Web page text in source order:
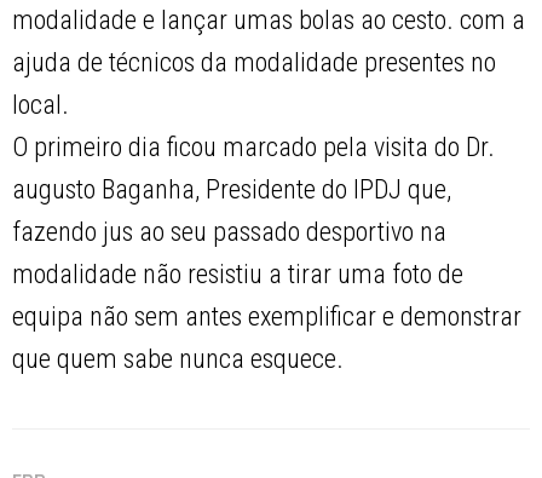
modalidade e lançar umas bolas ao cesto. com a
ajuda de técnicos da modalidade presentes no
local.
O primeiro dia ficou marcado pela visita do Dr.
augusto Baganha, Presidente do IPDJ que,
fazendo jus ao seu passado desportivo na
modalidade não resistiu a tirar uma foto de
equipa não sem antes exemplificar e demonstrar
que quem sabe nunca esquece.